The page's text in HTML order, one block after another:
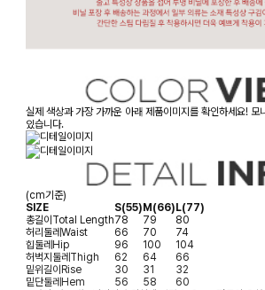
실제 색상과 가장 가까운 아래 제품이미지를 확인하세요! 모
있습니다.
(cm기준)
SIZE
S(55) M(66) L(77)
총길이 Total Length78 79
80
허리둘레 Waist 66 70
74
힙둘레 Hip 96 100
104
허벅지둘레 Thigh 62 64
66
밑위길이 Rise 30 31
32
밑단둘레 Hem 56 58
60